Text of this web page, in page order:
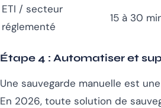
ETI / secteur
réglementé
15 à 30
Étape 4 : Automatiser et
Une sauvegarde manuelle est
En 2026, toute solution de